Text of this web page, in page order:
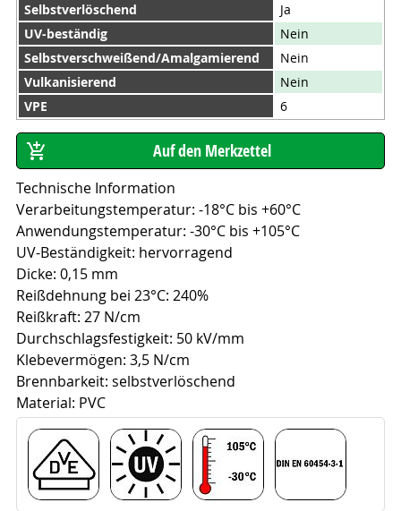
Selbstverlöschend
Ja
UV-beständig
Nein
Selbstverschweißend/Amalgamierend
Nein
Vulkanisierend
Nein
VPE
6
Technische Information
Verarbeitungstemperatur: -18°C bis +60°C
Anwendungstemperatur: -30°C bis +105°C
UV-Beständigkeit: hervorragend
Dicke: 0,15 mm
Reißdehnung bei 23°C: 240%
Reißkraft: 27 N/cm
Durchschlagsfestigkeit: 50 kV/mm
Klebevermögen: 3,5 N/cm
Brennbarkeit: selbstverlöschend
Material: PVC